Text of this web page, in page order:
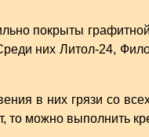
покрыты
них Литол-24,
в них грязи со
то можно выполнить